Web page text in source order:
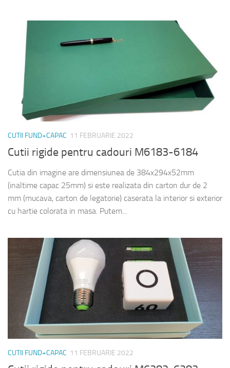
CUTII FUND+CAPAC 11 FEBRUARIE 2022
Cutii rigide pentru cadouri M6183-6184
Cutia din imagine are dimensiunea de 384x294x52mm
(inaltime capac 25mm) si este realizata din carton dur de 2
mm (mucava, carton de legatorie) caserata la interior si exterior
cu hartie colorata in masa. Putem...
CUTII FUND+CAPAC 11 FEBRUARIE 2022